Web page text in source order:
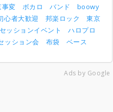
変 ボカロ バンド
boowy
心者大歓迎 邦楽ロック
東京
セッションイベント
ハロプロ
ッション会 布袋
ベース
Ads by Google